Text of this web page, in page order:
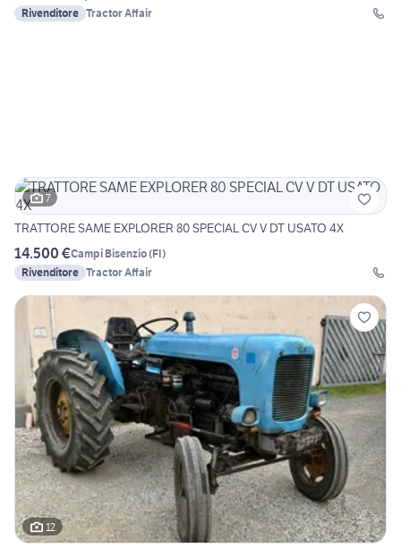
Rivenditore Tractor Affair
7
TRATTORE SAME EXPLORER 80 SPECIAL CV V DT USATO 4X
14.500 €Campi Bisenzio(FI)
Rivenditore Tractor Affair
12